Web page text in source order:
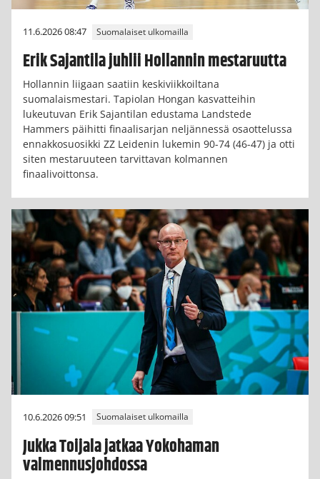
11.6.2026 08:47 Suomalaiset ulkomailla
Erik Sajantila juhlii Hollannin mestaruutta
Hollannin liigaan saatiin keskiviikkoiltana
suomalaismestari. Tapiolan Hongan kasvatteihin
lukeutuvan Erik Sajantilan edustama Landstede
Hammers päihitti finaalisarjan neljännessä osaottelussa
ennakkosuosikki ZZ Leidenin lukemin 90-74 (46-47) ja otti
siten mestaruuteen tarvittavan kolmannen
finaalivoittonsa.
10.6.2026 09:51 Suomalaiset ulkomailla
Jukka Toijala jatkaa Yokohaman
valmennusjohdossa